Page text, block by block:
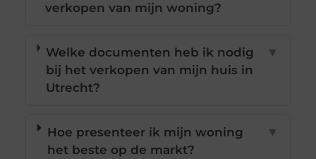
verkopen van mijn woning?
Welke documenten heb ik nodig
bij het verkopen van mijn huis in
Utrecht?
▼
Hoe presenteer ik mijn woning
het beste op de markt?
▼